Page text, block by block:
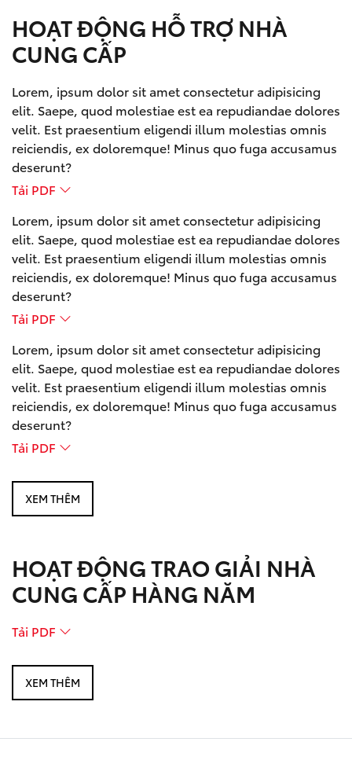
HOẠT ĐỘNG HỖ TRỢ NHÀ
CUNG CẤP
Lorem, ipsum dolor sit amet consectetur adipisicing
elit. Saepe, quod molestiae est ea repudiandae dolores
velit. Est praesentium eligendi illum molestias omnis
reiciendis, ex doloremque! Minus quo fuga accusamus
deserunt?
Tải PDF
Lorem, ipsum dolor sit amet consectetur adipisicing
elit. Saepe, quod molestiae est ea repudiandae dolores
velit. Est praesentium eligendi illum molestias omnis
reiciendis, ex doloremque! Minus quo fuga accusamus
deserunt?
Tải PDF
Lorem, ipsum dolor sit amet consectetur adipisicing
elit. Saepe, quod molestiae est ea repudiandae dolores
velit. Est praesentium eligendi illum molestias omnis
reiciendis, ex doloremque! Minus quo fuga accusamus
deserunt?
Tải PDF
XEM THÊM
HOẠT ĐỘNG TRAO GIẢI NHÀ
CUNG CẤP HÀNG NĂM
Tải PDF
XEM THÊM